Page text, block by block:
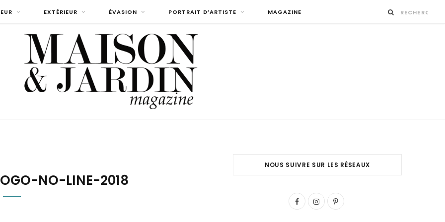
EXTÉRIEUR ÉVASION PORTRAIT D’ARTISTE MAGAZINE
NO-LINE-2018
NOUS SUIVRE SUR LES RÉSEAUX
F
I
P